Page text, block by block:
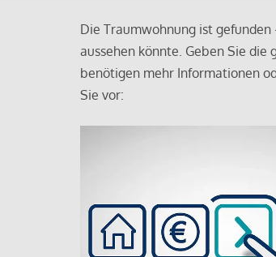
Die Traumwohnung ist
aussehen könnte. Geben Sie
benötigen mehr Informationen
Sie vor: